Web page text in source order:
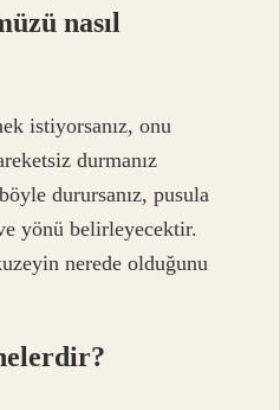
nasıl
istiyorsanız, onu
durmanız
durursanız, pusula
yönü belirleyecektir.
nerede olduğunu